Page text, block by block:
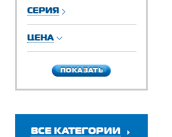
СЕРИЯ
ЦЕНА
ПОКАЗАТЬ
ПОКАЗАТЬ
ВСЕ КАТЕГОРИИ